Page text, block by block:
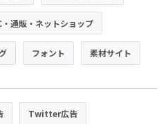
・通販・ネットショップ
フォント 素材サイト
Twitter広告